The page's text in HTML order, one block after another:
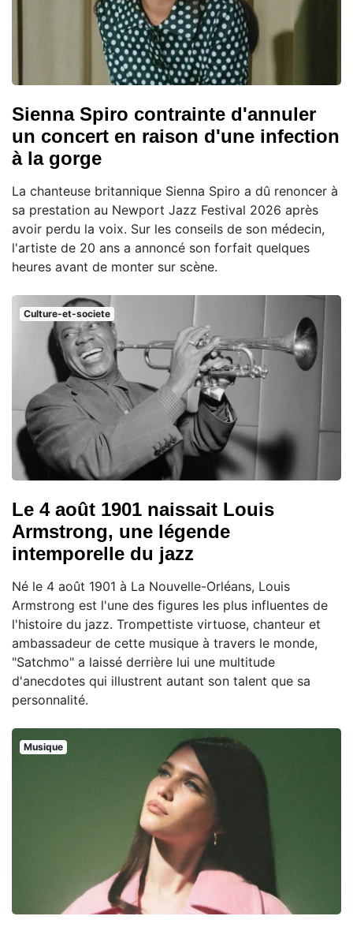
Sienna Spiro contrainte d'annuler
un concert en raison d'une infection
à la gorge
La chanteuse britannique Sienna Spiro a dû renoncer à
sa prestation au Newport Jazz Festival 2026 après
avoir perdu la voix. Sur les conseils de son médecin,
l'artiste de 20 ans a annoncé son forfait quelques
heures avant de monter sur scène.
Culture-et-societe
Le 4 août 1901 naissait Louis
Armstrong, une légende
intemporelle du jazz
Né le 4 août 1901 à La Nouvelle-Orléans, Louis
Armstrong est l'une des figures les plus influentes de
l'histoire du jazz. Trompettiste virtuose, chanteur et
ambassadeur de cette musique à travers le monde,
"Satchmo" a laissé derrière lui une multitude
d'anecdotes qui illustrent autant son talent que sa
personnalité.
Musique